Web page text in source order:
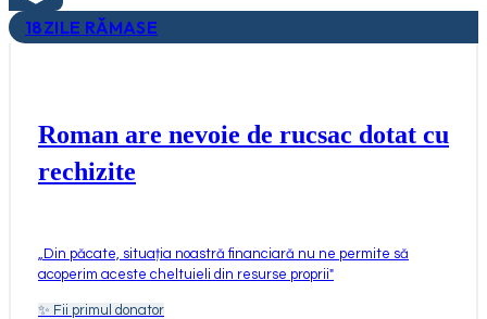
18ZILE RĂMASE
Roman are nevoie de rucsac dotat cu
rechizite
Din păcate, situația noastră financiară nu ne permite să
acoperim aceste cheltuieli din resurse proprii"
✨ Fii primul donator